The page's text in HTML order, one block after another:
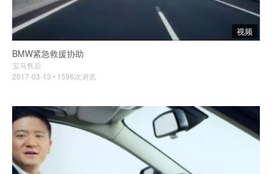
视频
BMW紧急救援协助
宝马售后
2017-03-13 • 1596次浏览